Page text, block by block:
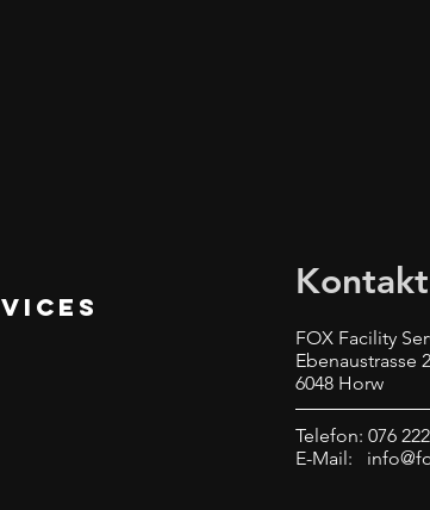
Kontakt
FOX Facility
Ebenaustrasse
6048 Horw
Telefon: 076
E-Mail: